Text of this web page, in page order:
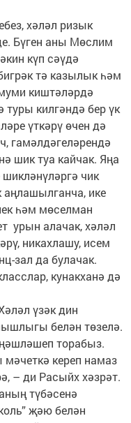
хәләл ризык
Бүген аны Мөслим
күп сәүдә
тә казылык һәм
киштәләрдә
килгәндә бер үк
үткәрү өчен дә
гамәлдәгеләрендә
шик туа кайчак. Яңа
чик
аңлашылганча, ике
һәм мөселман
урын алачак, хәләл
никахлашу, исем
зал да булачак.
кунакханә дә
үзәк дин
белән төзелә.
торабыз.
кереп намаз
– ди Расыйх хәзрәт.
түбәсенә
җәю белән